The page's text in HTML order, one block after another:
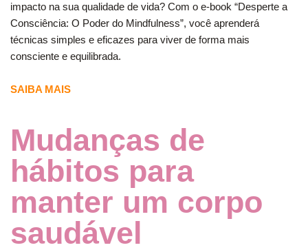
impacto na sua qualidade de vida? Com o e-book “Desperte a
Consciência: O Poder do Mindfulness”, você aprenderá
técnicas simples e eficazes para viver de forma mais
consciente e equilibrada.
SAIBA MAIS
Mudanças de
hábitos para
manter um corpo
saudável